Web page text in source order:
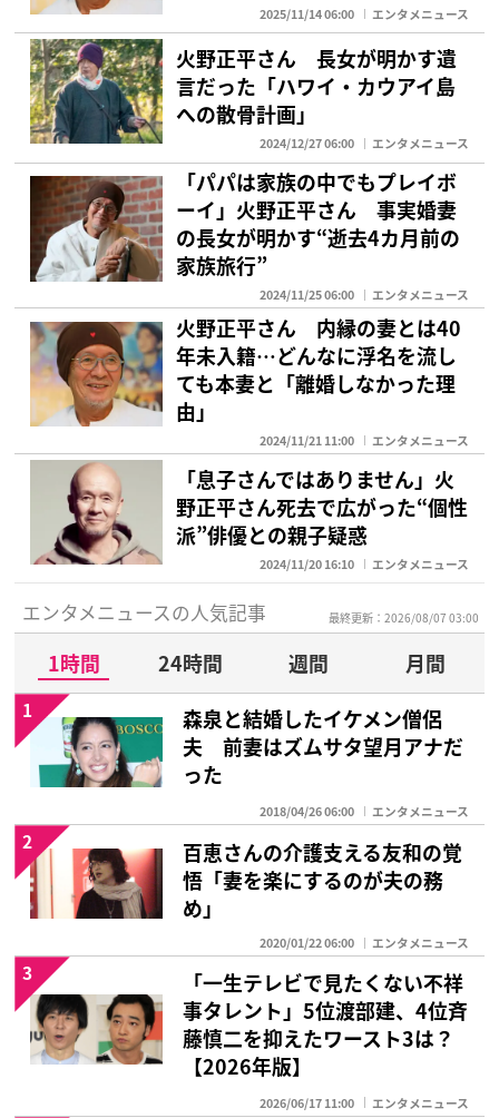
2025/11/14 06:00 エンタメニュース
火野正平さん 長女が明かす遺
言だった「ハワイ・カウアイ島
への散骨計画」
2024/12/27 06:00 エンタメニュース
「パパは家族の中でもプレイボ
ーイ」火野正平さん 事実婚妻
の長女が明かす“逝去4カ月前の
家族旅行”
2024/11/25 06:00 エンタメニュース
火野正平さん 内縁の妻とは40
年未入籍…どんなに浮名を流し
ても本妻と「離婚しなかった理
由」
2024/11/21 11:00 エンタメニュース
「息子さんではありません」火
野正平さん死去で広がった“個性
派”俳優との親子疑惑
2024/11/20 16:10 エンタメニュース
エンタメニュースの人気記事 最終更新：2026/08/07 03:00
1時間 24時間 週間
月間
森泉と結婚したイケメン僧侶
夫 前妻はズムサタ望月アナだ
った
2018/04/26 06:00 エンタメニュース
1
百恵さんの介護支える友和の覚
悟「妻を楽にするのが夫の務
め」
2020/01/22 06:00 エンタメニュース
2
「一生テレビで見たくない不祥
事タレント」5位渡部建、4位斉
藤慎二を抑えたワースト3は？
【2026年版】
2026/06/17 11:00 エンタメニュース
3